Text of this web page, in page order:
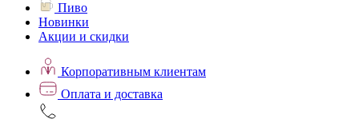
Пиво
Новинки
Акции и скидки
Корпоративным клиентам
Оплата и доставка